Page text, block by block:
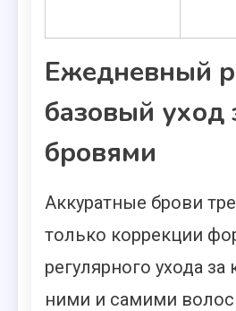
Ежедневный
базовый уход
бровями
Аккуратные брови
только коррекции
регулярного ухода
ними и самими